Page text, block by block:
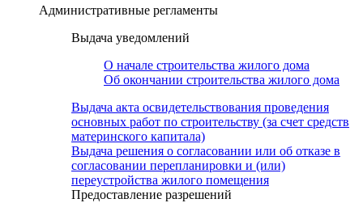
Административные регламенты
Выдача уведомлений
О начале строительства жилого дома
Об окончании строительства жилого дома
Выдача акта освидетельствования проведения
основных работ по строительству (за счет средств
материнского капитала)
Выдача решения о согласовании или об отказе в
согласовании перепланировки и (или)
переустройства жилого помещения
Предоставление разрешений